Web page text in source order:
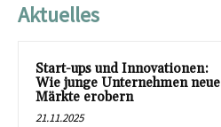
Aktuelles
Start-ups und Innovationen:
Wie junge Unternehmen neue
Märkte erobern
21.11.2025